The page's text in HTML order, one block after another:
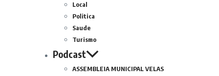
Local
Politica
Saude
Turismo
Podcast
ASSEMBLEIA MUNICIPAL VELAS